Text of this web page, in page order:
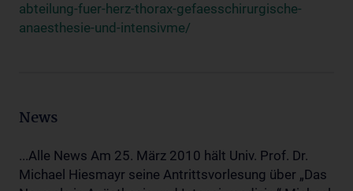
abteilung-fuer-herz-thorax-gefaesschirurgische-
anaesthesie-und-intensivme/
News
...Alle News Am 25. März 2010 hält Univ. Prof. Dr.
Michael Hiesmayr seine Antrittsvorlesung über „Das